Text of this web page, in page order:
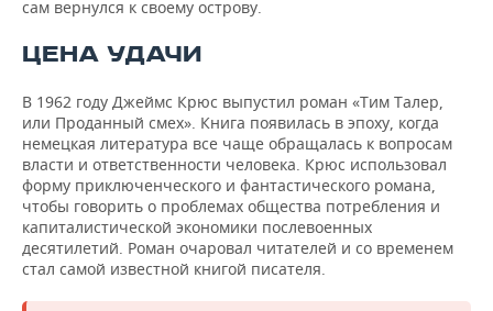
сам вернулся к своему острову.
ЦЕНА УДАЧИ
В 1962 году Джеймс Крюс выпустил роман «Тим Талер,
или Проданный смех». Книга появилась в эпоху, когда
немецкая литература все чаще обращалась к вопросам
власти и ответственности человека. Крюс использовал
форму приключенческого и фантастического романа,
чтобы говорить о проблемах общества потребления и
капиталистической экономики послевоенных
десятилетий. Роман очаровал читателей и со временем
стал самой известной книгой писателя.